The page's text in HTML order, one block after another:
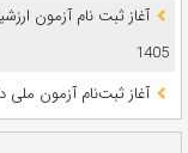
آغاز ثبت نام آزمون‌
1405
آغاز ثبت‌نام آزمون ملی